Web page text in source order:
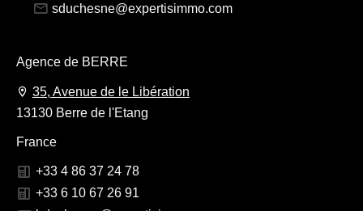
sduchesne@expertisimmo.com
Agence de BERRE
35, Avenue de le Libération
13130 Berre de l'Etang
France
+33 4 86 37 24 78
+33 6 10 67 26 91